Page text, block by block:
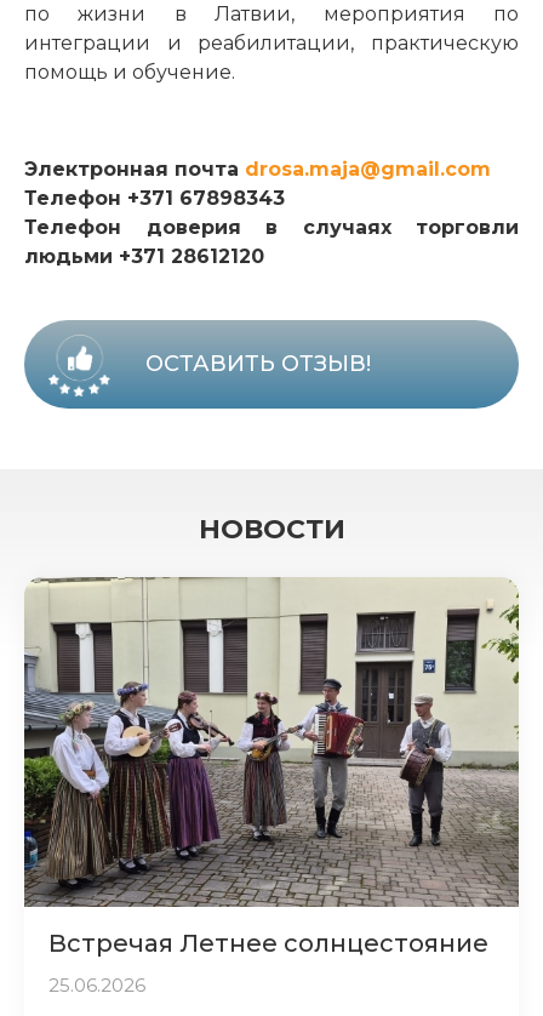
по жизни в Латвии, мероприятия по
интеграции и реабилитации, практическую
помощь и обучение.
Электронная почта drosa.maja@gmail.com
Телефон +371 67898343
Телефон доверия в случаях торговли
людьми +371 28612120
ОСТАВИТЬ ОТЗЫВ!
НОВОСТИ
Встречая Летнее солнцестояние
25.06.2026